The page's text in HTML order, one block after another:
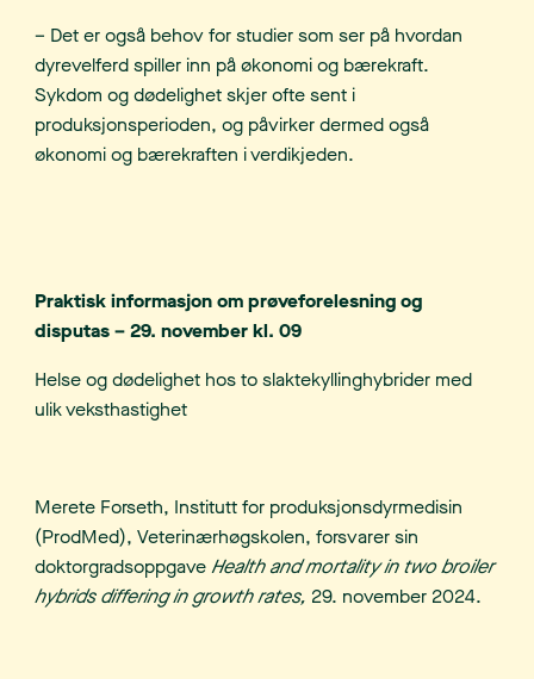
– Det er også behov for studier som ser på hvordan
dyrevelferd spiller inn på økonomi og bærekraft.
Sykdom og dødelighet skjer ofte sent i
produksjonsperioden, og påvirker dermed også
økonomi og bærekraften i verdikjeden.
Praktisk informasjon om prøveforelesning og
disputas – 29. november kl. 09
Helse og dødelighet hos to slaktekyllinghybrider med
ulik veksthastighet
Merete Forseth, Institutt for produksjonsdyrmedisin
(ProdMed), Veterinærhøgskolen, forsvarer sin
doktorgradsoppgaveHealth and mortality in two broiler
hybrids differing in growth rates, 29. november 2024.